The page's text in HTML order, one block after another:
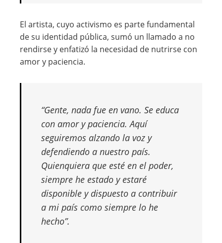
El artista, cuyo activismo es parte fundamental
de su identidad pública, sumó un llamado a no
rendirse y enfatizó la necesidad de nutrirse con
amor y paciencia.
“Gente, nada fue en vano. Se educa
con amor y paciencia. Aquí
seguiremos alzando la voz y
defendiendo a nuestro país.
Quienquiera que esté en el poder,
siempre he estado y estaré
disponible y dispuesto a contribuir
a mi país como siempre lo he
hecho”.